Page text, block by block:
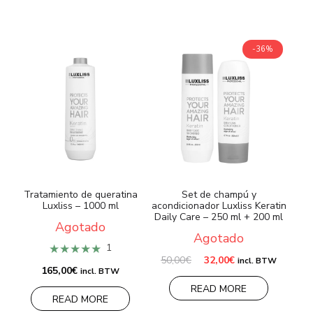
Tratamiento de queratina
Luxliss – 1000 ml
Agotado
★★★★★ 1
165,00€ incl. BTW
READ MORE
-36%
Set de champú y
acondicionador Luxliss Keratin
Daily Care – 250 ml + 200 ml
Agotado
50,00€ El
original
era:
50,00€.
32,00€El
actual
es:
32,00€.
incl. BTW
READ MORE